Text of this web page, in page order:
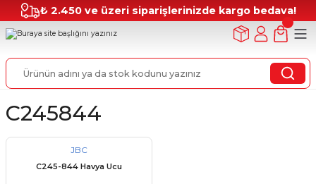
₺ 2.450 ve üzeri siparişlerinizde kargo bedava!
C245844
JBC
C245-844 Havya Ucu